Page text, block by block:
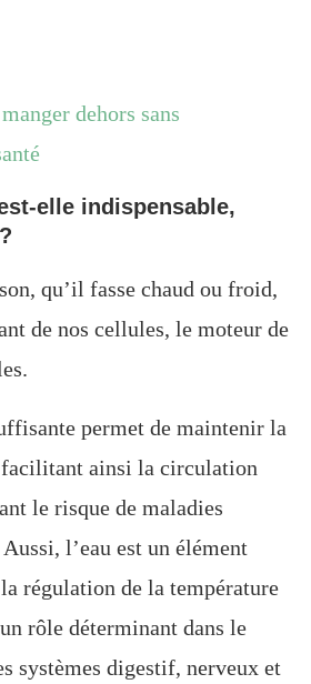
dehors sans
elle indispensable,
qu’il fasse chaud ou froid,
de nos cellules, le moteur de
permet de maintenir la
facilitant ainsi la circulation
le risque de maladies
l’eau est un élément
régulation de la température
rôle déterminant dans le
systèmes digestif, nerveux et